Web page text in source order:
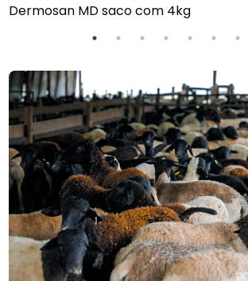
Dermosan MD saco com 4kg